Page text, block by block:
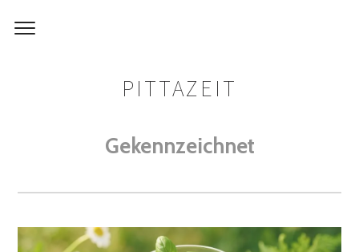
PITTAZEIT
Gekennzeichnet